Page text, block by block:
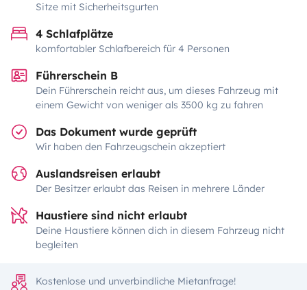
Sitze mit Sicherheitsgurten
4 Schlafplätze
komfortabler Schlafbereich für 4 Personen
Führerschein B
Dein Führerschein reicht aus, um dieses Fahrzeug mit
einem Gewicht von weniger als 3500 kg zu fahren
Das Dokument wurde geprüft
Wir haben den Fahrzeugschein akzeptiert
Auslandsreisen erlaubt
Der Besitzer erlaubt das Reisen in mehrere Länder
Haustiere sind nicht erlaubt
Deine Haustiere können dich in diesem Fahrzeug nicht
begleiten
Kostenlose und unverbindliche Mietanfrage!